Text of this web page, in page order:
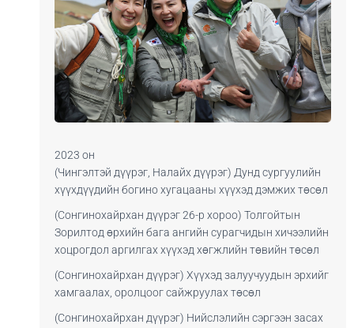
2023 он
(Чингэлтэй дүүрэг, Налайх дүүрэг) Дунд сургуулийн
хүүхдүүдийн богино хугацааны хүүхэд дэмжих төсөл
(Сонгинохайрхан дүүрэг 26-р хороо) Толгойтын
Зорилтод өрхийн бага ангийн сурагчидын хичээлийн
хоцрогдол аргилгах хүүхэд хөгжлийн төвийн төсөл
(Сонгинохайрхан дүүрэг) Хүүхэд залуучуудын эрхийг
хамгаалах, оролцоог сайжруулах төсөл
(Сонгинохайрхан дүүрэг) Нийслэлийн сэргээн засах